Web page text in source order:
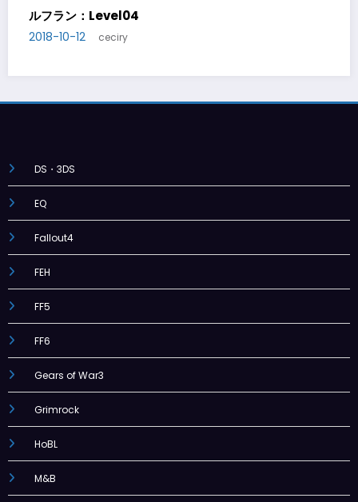
ルフラン：Level05
2018-10-14 ceciry
DS・3DS
EQ
Fallout4
FEH
FF5
FF6
Gears of War3
Grimrock
HoBL
M&B